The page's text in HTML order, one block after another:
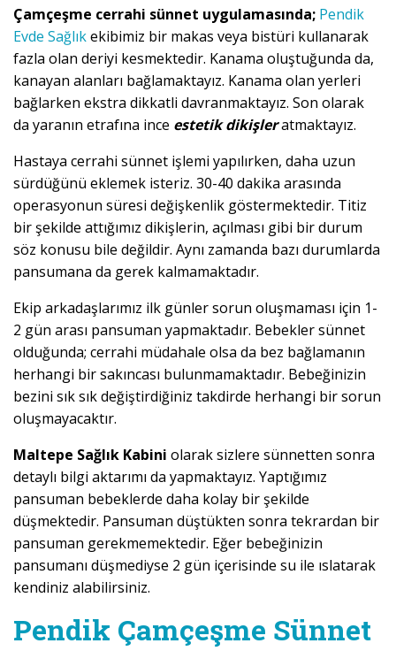
Çamçeşme cerrahi sünnet uygulamasında; Pendik
Evde Sağlıkekibimiz bir makas veya bistüri kullanarak
fazla olan deriyi kesmektedir. Kanama oluştuğunda da,
kanayan alanları bağlamaktayız. Kanama olan yerleri
bağlarken ekstra dikkatli davranmaktayız. Son olarak
da yaranın etrafına ince estetik dikişleratmaktayız.
Hastaya cerrahi sünnet işlemi yapılırken, daha uzun
sürdüğünü eklemek isteriz. 30-40 dakika arasında
operasyonun süresi değişkenlik göstermektedir. Titiz
bir şekilde attığımız dikişlerin, açılması gibi bir durum
söz konusu bile değildir. Aynı zamanda bazı durumlarda
pansumana da gerek kalmamaktadır.
Ekip arkadaşlarımız ilk günler sorun oluşmaması için 1-
2 gün arası pansuman yapmaktadır. Bebekler sünnet
olduğunda; cerrahi müdahale olsa da bez bağlamanın
herhangi bir sakıncası bulunmamaktadır. Bebeğinizin
bezini sık sık değiştirdiğiniz takdirde herhangi bir sorun
oluşmayacaktır.
Maltepe Sağlık Kabini olarak sizlere sünnetten sonra
detaylı bilgi aktarımı da yapmaktayız. Yaptığımız
pansuman bebeklerde daha kolay bir şekilde
düşmektedir. Pansuman düştükten sonra tekrardan bir
pansuman gerekmemektedir. Eğer bebeğinizin
pansumanı düşmediyse 2 gün içerisinde su ile ıslatarak
kendiniz alabilirsiniz.
Pendik Çamçeşme Sünnet